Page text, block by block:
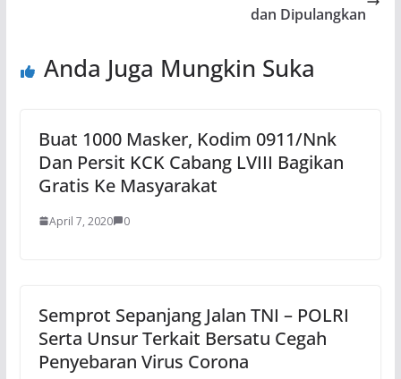
dan Dipulangkan
Anda Juga Mungkin Suka
Buat 1000 Masker, Kodim 0911/Nnk
Dan Persit KCK Cabang LVIII Bagikan
Gratis Ke Masyarakat
April 7, 2020 0
Semprot Sepanjang Jalan TNI – POLRI
Serta Unsur Terkait Bersatu Cegah
Penyebaran Virus Corona